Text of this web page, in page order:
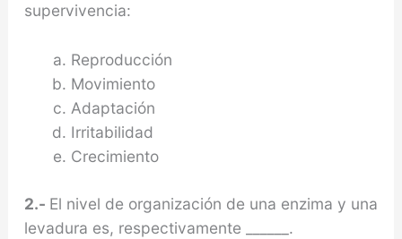
supervivencia:
Reproducción
Movimiento
Adaptación
Irritabilidad
Crecimiento
2.- El nivel de organización de una enzima y una
levadura es, respectivamente ______.